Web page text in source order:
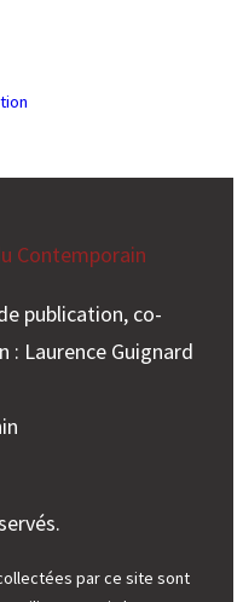
Contemporain
publication, co-
: Laurence Guignard
par ce site sont